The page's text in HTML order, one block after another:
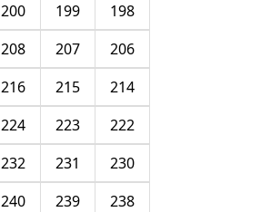
198
199
200
206
207
208
214
215
216
222
223
224
230
231
232
238
239
240